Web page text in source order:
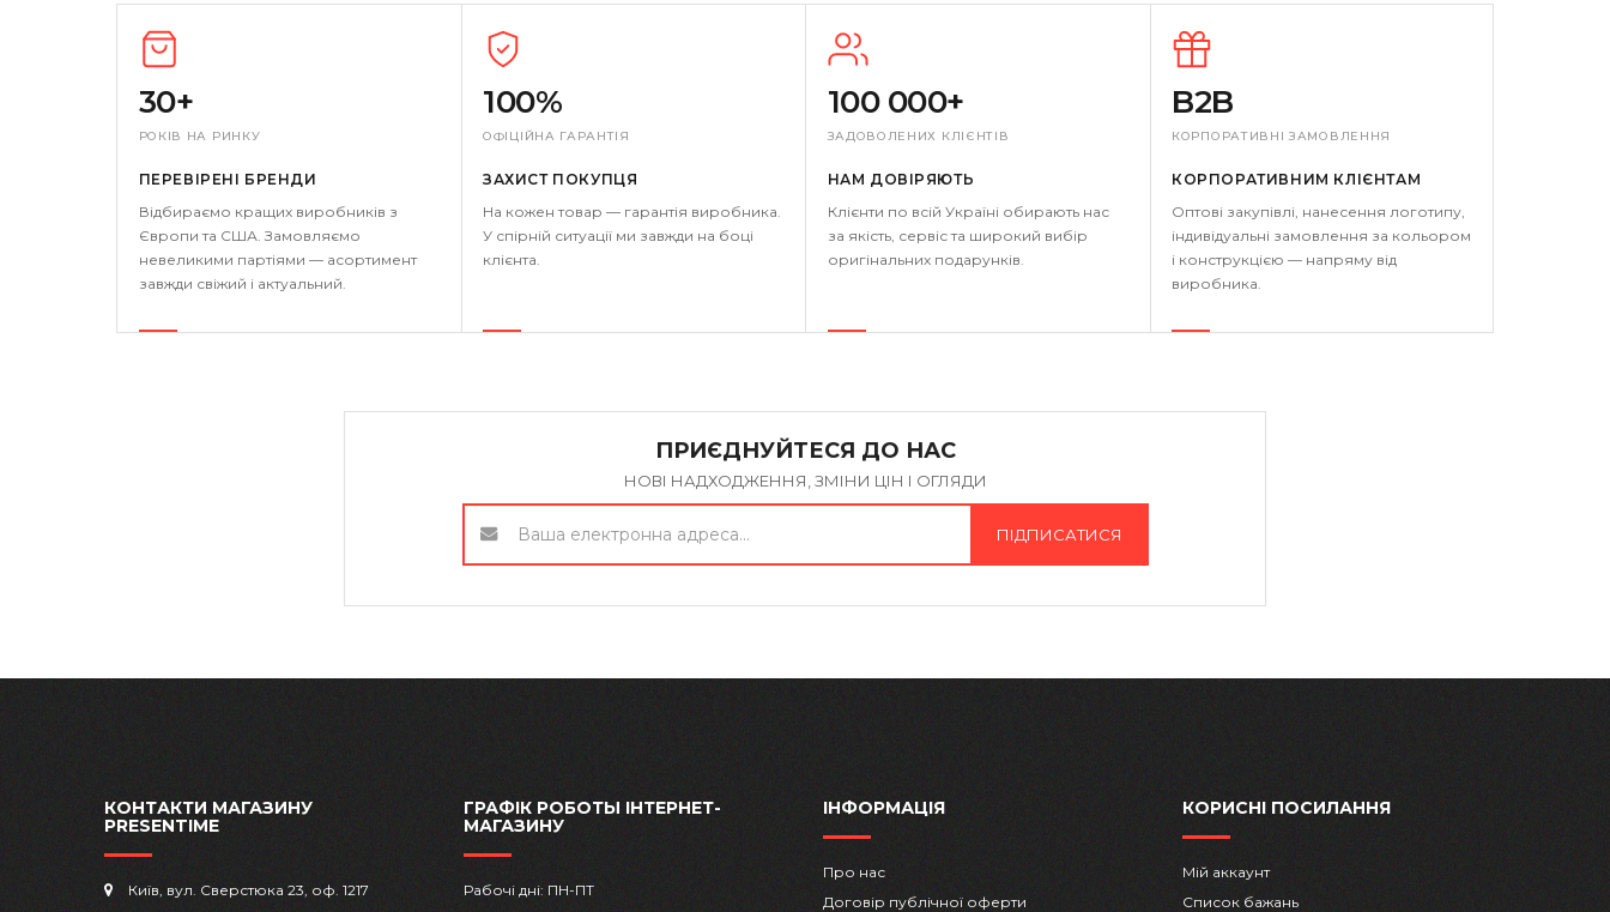
30+
РОКІВ НА РИНКУ
ПЕРЕВІРЕНІ БРЕНДИ
Відбираємо кращих виробників з
Європи та США. Замовляємо
невеликими партіями — асортимент
завжди свіжий і актуальний.
100%
ОФІЦІЙНА ГАРАНТІЯ
ЗАХИСТ ПОКУПЦЯ
На кожен товар — гарантія виробника.
У спірній ситуації ми завжди на боці
клієнта.
100 000+
ЗАДОВОЛЕНИХ КЛІЄНТІВ
НАМ ДОВІРЯЮТЬ
Клієнти по всій Україні обирають нас
за якість, сервіс та широкий вибір
оригінальних подарунків.
B2B
КОРПОРАТИВНІ ЗАМОВЛЕННЯ
КОРПОРАТИВНИМ КЛІЄНТАМ
Оптові закупівлі, нанесення логотипу,
індивідуальні замовлення за кольором
і конструкцією — напряму від
виробника.
ПРИЄДНУЙТЕСЯ ДО НАС
НОВІ НАДХОДЖЕННЯ, ЗМІНИ ЦІН І ОГЛЯДИ
ПІДПИСАТИСЯ
КОНТАКТИ МАГАЗИНУ
PRESENTIME
Київ, вул. Сверстюка 23, оф. 1217
ГРАФІК РОБОТЫ ІНТЕРНЕТ-
МАГАЗИНУ
Рабочі дні: ПН-ПТ
ІНФОРМАЦІЯ
Про нас
Договір публічної оферти
КОРИСНІ ПОСИЛАННЯ
Мій аккаунт
Список бажань